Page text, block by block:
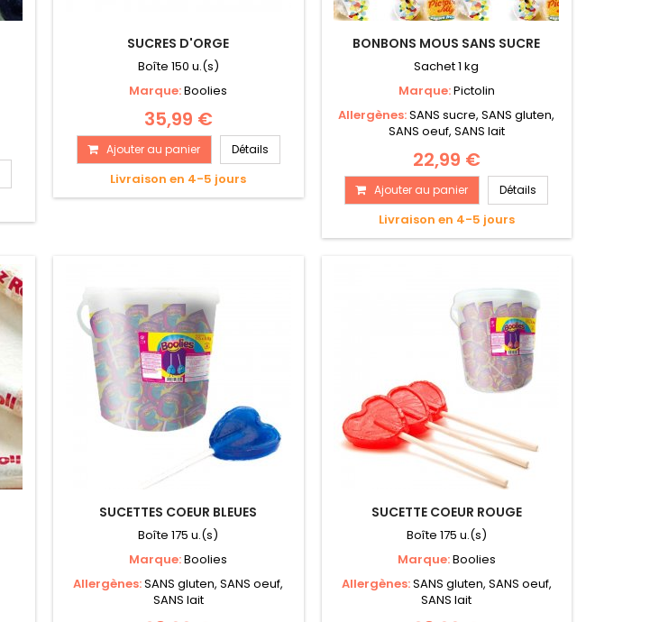
SUCRES D'ORGE
Boîte 150 u.(s)
Marque:Boolies
35,99 €
Ajouter au panier Détails
Livraison en 4-5 jours
BONBONS MOUS SANS SUCRE
Sachet 1 kg
Marque:Pictolin
Allergènes:SANS sucre, SANS gluten,
SANS oeuf, SANS lait
22,99 €
Ajouter au panier Détails
Livraison en 4-5 jours
SUCETTES COEUR BLEUES
Boîte 175 u.(s)
Marque:Boolies
Allergènes:SANS gluten, SANS oeuf,
SANS lait
SUCETTE COEUR ROUGE
Boîte 175 u.(s)
Marque:Boolies
Allergènes:SANS gluten, SANS oeuf,
SANS lait